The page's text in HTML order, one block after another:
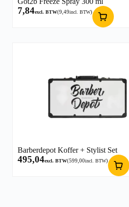
7,84excl. BTW(9,49incl. BTW)
Barberdepot Koffer + Stylist Set
495,04excl. BTW(599,00incl. BTW)